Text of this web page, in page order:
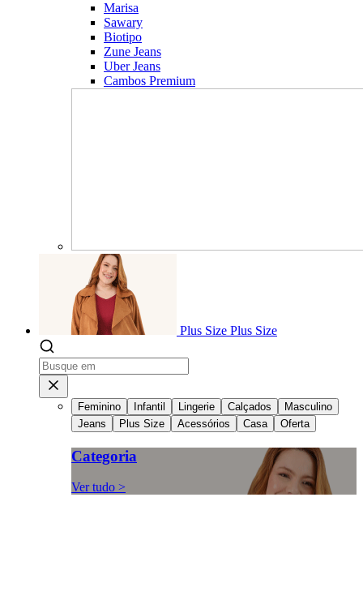
Marisa
Sawary
Biotipo
Zune Jeans
Uber Jeans
Cambos Premium
Plus Size Plus Size
Feminino Infantil Lingerie Calçados
Masculino
Jeans
Plus Size Acessórios Casa Oferta
Categoria
Ver tudo >